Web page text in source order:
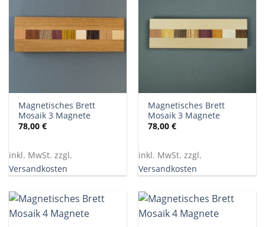
Magnetisches Brett
Mosaik 3 Magnete
78,00€
inkl. MwSt. zzgl.
Versandkosten
Magnetisches Brett
Mosaik 3 Magnete
78,00€
inkl. MwSt. zzgl.
Versandkosten